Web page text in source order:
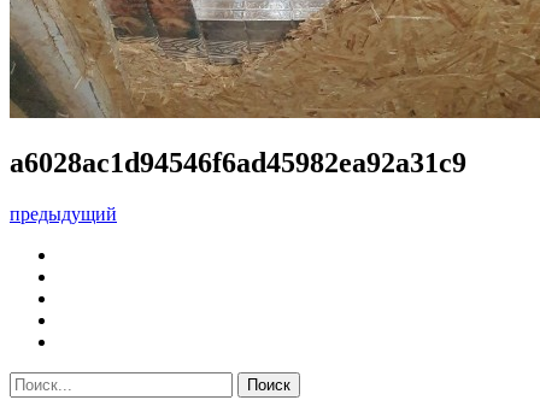
a6028ac1d94546f6ad45982ea92a31c9
предыдущий